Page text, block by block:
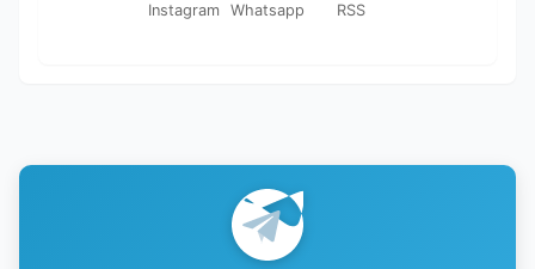
Instagram Whatsapp RSS